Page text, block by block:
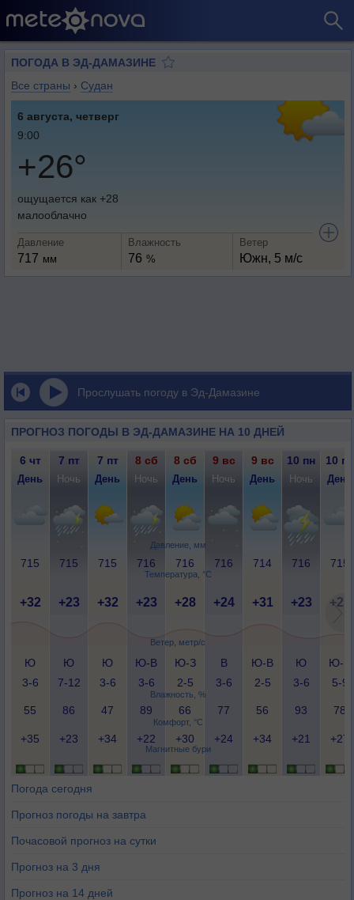
ПОГОДА В ЭД-ДАМАЗИНЕ
Все страны › Судан
6 августа, четверг
9:00
+26°
ощущается как +28
малооблачно
Давление
717 мм
Влажность
76 %
Ветер
Южн, 5 м/с
Прослушать погоду в Эд-Дамазине
ПРОГНОЗ ПОГОДЫ В ЭД-ДАМАЗИНЕ НА 10 ДНЕЙ
Давление, мм
Температура, °C
Ветер, метр/с
Влажность, %
Комфорт, °C
Магнитные бури
6 чт 7 пт 7 пт 8 сб 8 сб 9 вс 9 вс 10 пн 10 пн
День Ночь День Ночь День Ночь День Ночь День
715 715 715 716 716 716 714 716 715
+32 +23 +32 +23 +28 +24 +31 +23 +25
Ю
3-6
Ю
7-12
Ю
3-6
Ю-В
3-6
Ю-З
2-5
В
3-6
Ю-В
2-5
Ю
3-6
Ю-В
5-9
55 86 47 89 66 77 56 93 78
+35 +23 +34 +22 +30 +24 +34 +21 +27
Погода сегодня
Прогноз погоды на завтра
Почасовой прогноз на сутки
Прогноз на 3 дня
Прогноз на 14 дней